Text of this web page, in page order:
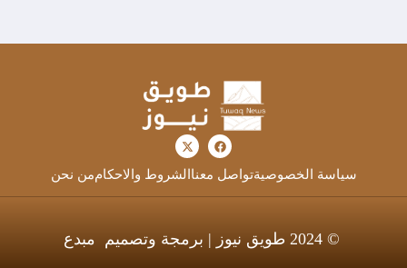
سياسة الخصوصيةتواصل معنا الشروط والاحكاممن نحن
© 2024 طويق نيوز | برمجة وتصميم مبدع